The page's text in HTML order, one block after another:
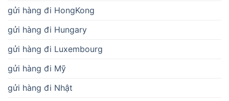
gửi hàng đi HongKong
gửi hàng đi Hungary
gửi hàng đi Luxembourg
gửi hàng đi Mỹ
gửi hàng đi Nhật